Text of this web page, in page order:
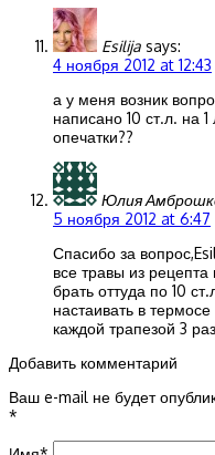
Esilija says:
4 ноября 2012 at 12:43
а у меня возник
написано 10 ст.л. на
опечатки??
Юлия
5 ноября 2012 at 6:47
Спасибо за
все травы из
брать оттуда по 10
настаивать в
каждой трапезой 3
Добавить комментарий
Ваш e-mail не будет
*